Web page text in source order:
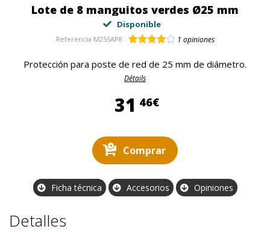
Lote de 8 manguitos verdes Ø25 mm
Disponible
Referencia M25SAP8 1 opiniones
Protección para poste de red de 25 mm de diámetro.
Détails
31 46€31,46 €
Comprar
Ficha técnica Accesorios Opiniones
Detalles